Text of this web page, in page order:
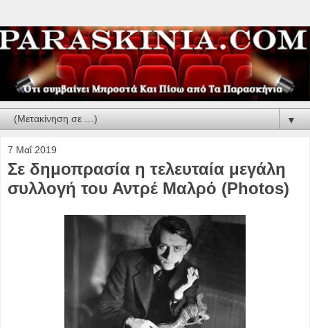
▼
7 Μαΐ 2019
Σε δημοπρασία η τελευταία μεγάλη
συλλογή του Αντρέ Μαλρό (Photos)